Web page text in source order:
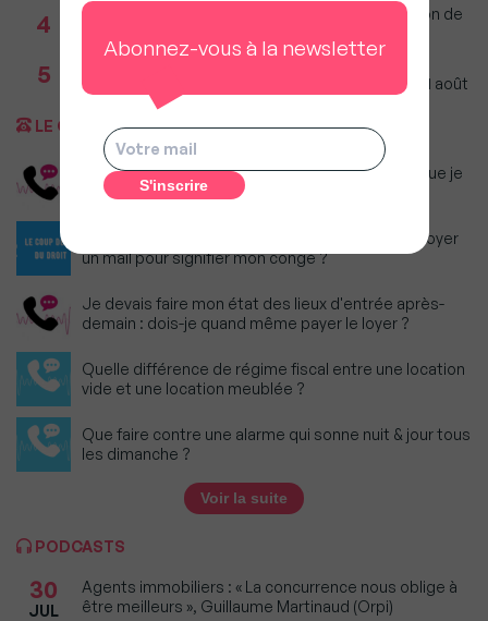
4
Incendies : Quels sont vos droits si votre location de
5
téléphonique fixe les règles applicables dès le 11 août
LE COUP DE FIL DU DROIT
Dois-je continuer à payer le loyer du logement que je
n'ai pas pu quitter ?
Je suis confinée chez mes parents : puis-je envoyer
un mail pour signifier mon congé ?
Je devais faire mon état des lieux d'entrée après-
demain : dois-je quand même payer le loyer ?
Quelle différence de régime fiscal entre une location
vide et une location meublée ?
Que faire contre une alarme qui sonne nuit & jour tous
les dimanche ?
Voir la suite
PODCASTS
30
JUL
Agents immobiliers : « La concurrence nous oblige à
être meilleurs », Guillaume Martinaud (Orpi)
Abonnez-vous à la newsletter